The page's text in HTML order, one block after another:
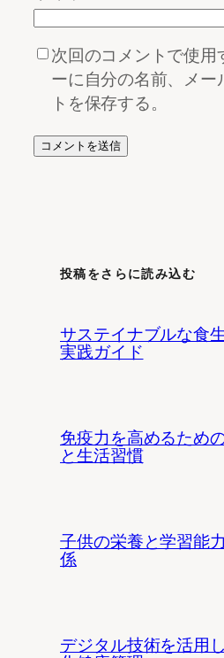
次回のコメントで使用
ーに自分の名前、メー
トを保存する。
投稿をさらに読み込む
サステイナブルな食
実践ガイド
免疫力を高めるため
と生活習慣
子供の栄養と学習能
係
デジタル技術を活用